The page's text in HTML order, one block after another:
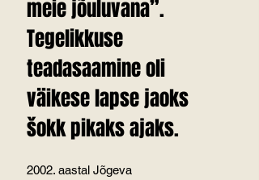
meie jõuluvana”.
Tegelikkuse
teadasaamine oli
väikese lapse jaoks
šokk pikaks ajaks.
2002. aastal Jõgeva